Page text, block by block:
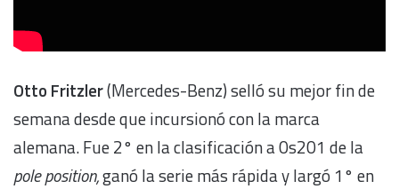
Otto Fritzler(Mercedes-Benz) selló su mejor fin de
semana desde que incursionó con la marca
alemana. Fue 2° en la clasificación a 0s201 de la
pole position,ganó la serie más rápida y largó 1° en